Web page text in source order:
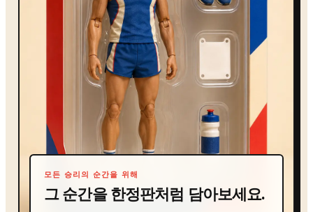
모든 승리의 순간을 위해
그 순간을 한정판처럼 담아보세요.